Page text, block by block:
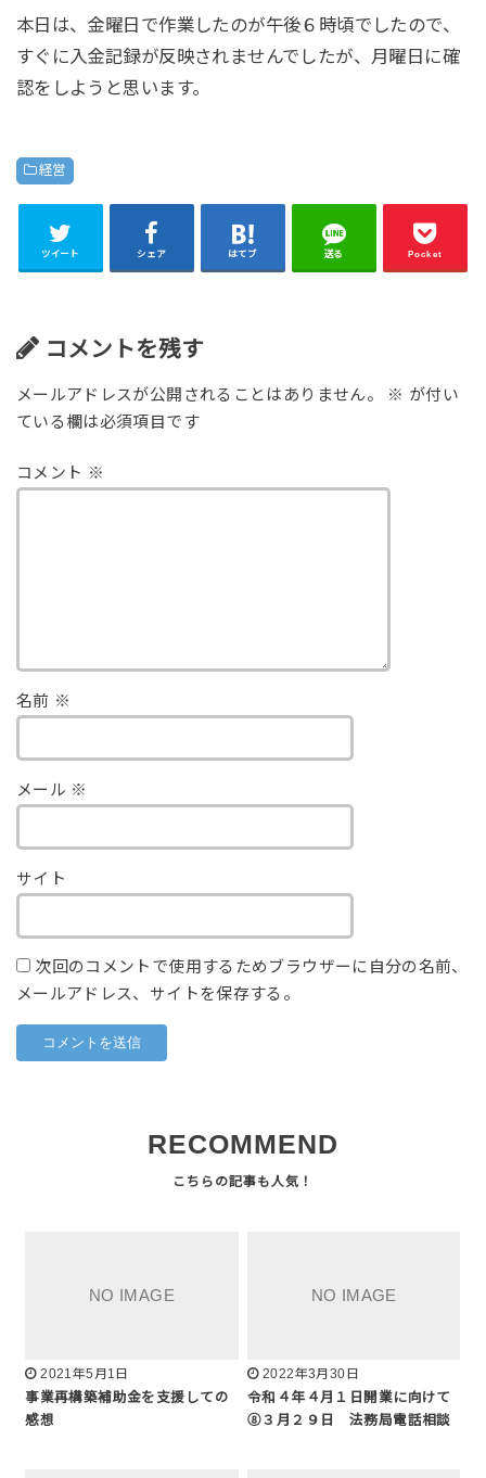
本日は、金曜日で作業したのが午後６時頃でしたので、
すぐに入金記録が反映されませんでしたが、月曜日に確
認をしようと思います。
経営
ツイート シェア はてブ 送る Pocket
コメントを残す
メールアドレスが公開されることはありません。 ※ が付い
ている欄は必須項目です
コメント ※
名前 ※
メール ※
サイト
次回のコメントで使用するためブラウザーに自分の名前、
メールアドレス、サイトを保存する。
RECOMMEND
2021年5月1日
事業再構築補助金を支援しての
感想
2022年3月30日
令和４年４月１日開業に向けて
⑧３月２９日 法務局電話相談